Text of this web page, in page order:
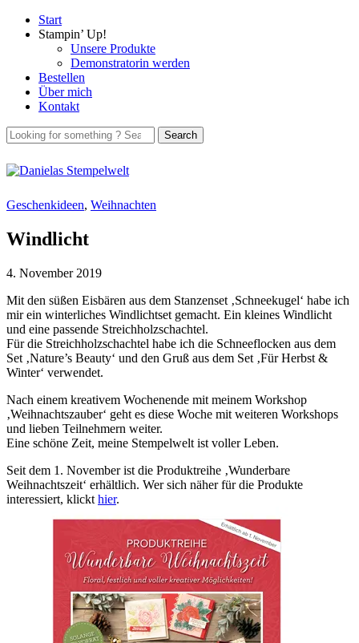
Start
Stampin’ Up!
Unsere Produkte
Demonstratorin werden
Bestellen
Über mich
Kontakt
Geschenkideen, Weihnachten
Windlicht
4. November 2019
Mit den süßen Eisbären aus dem Stanzenset ‚Schneekugel‘ habe ich
mir ein winterliches Windlichtset gemacht. Ein kleines Windlicht
und eine passende Streichholzschachtel.
Für die Streichholzschachtel habe ich die Schneeflocken aus dem
Set ‚Nature’s Beauty‘ und den Gruß aus dem Set ‚Für Herbst &
Winter‘ verwendet.
Nach einem kreativem Wochenende mit meinem Workshop
‚Weihnachtszauber‘ geht es diese Woche mit weiteren Workshops
und lieben Teilnehmern weiter.
Eine schöne Zeit, meine Stempelwelt ist voller Leben.
Seit dem 1. November ist die Produktreihe ‚Wunderbare
Weihnachtszeit‘ erhältlich. Wer sich näher für die Produkte
interessiert, klickt hier.